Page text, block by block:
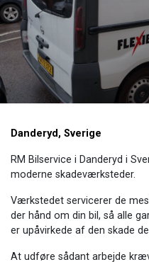
Danderyd, Sverige
RM Bilservice i Danderyd ​i
moderne skadeværksteder.
Værkstedet servicerer de
der hånd om din bil, så alle
er upåvirkede af den skade
At udføre sådant arbejde